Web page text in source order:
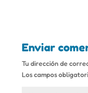
Enviar
Tu dirección de
Los campos